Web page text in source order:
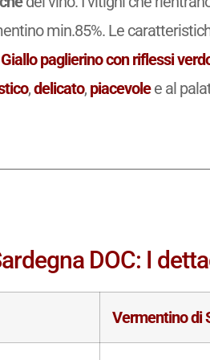
min.85%. Le
Giallo paglierino con riflessi
,delicato, piacevolee al
DOC: I
Vermentino di